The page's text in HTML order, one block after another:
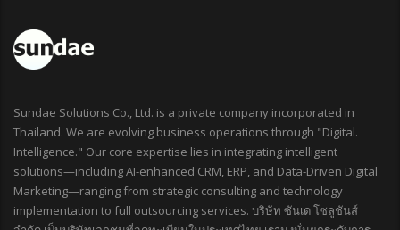
Sundae Solutions Co., Ltd. is a private company incorporated in
Thailand. We are evolving business operations through "Digital.
Intelligence." Our core expertise lies in integrating intelligent
solutions—including AI-enhanced CRM, ERP, and Data-Driven Digital
Marketing—ranging from strategic consulting and technology
implementation to full outsourcing services. บริษัท ซันเด โซลูชันส์